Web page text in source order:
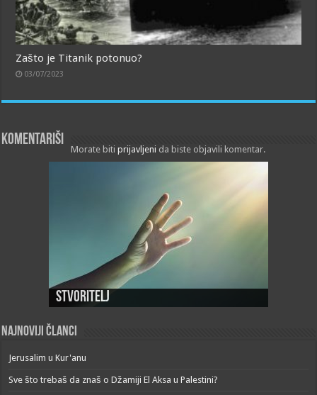
Zašto je Titanik potonuo?
03/07/2023
Komentariši
Morate bitiprijavljeni da biste objavili komentar.
Stvoritelj
Najnoviji članci
Jerusalim u Kur'anu
Sve što trebaš da znaš o Džamiji El Aksa u Palestini?